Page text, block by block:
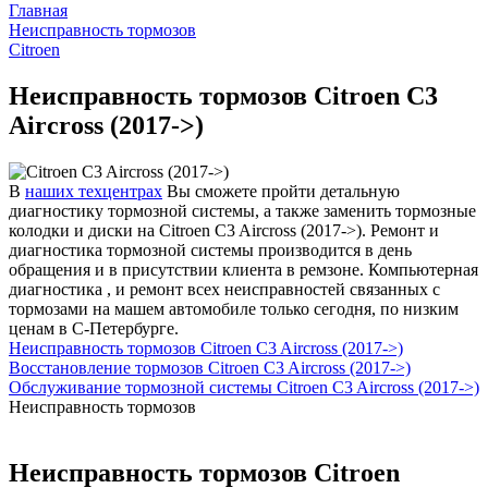
Главная
Неисправность тормозов
Citroen
Неисправность тормозов Citroen C3
Aircross (2017->)
В наших техцентрах Вы сможете пройти детальную
диагностику тормозной системы, а также заменить тормозные
колодки и диски на Citroen C3 Aircross (2017->). Ремонт и
диагностика тормозной системы производится в день
обращения и в присутствии клиента в ремзоне. Компьютерная
диагностика , и ремонт всех неисправностей связанных с
тормозами на машем автомобиле только сегодня, по низким
ценам в С-Петербурге.
Неисправность тормозов Citroen C3 Aircross (2017->)
Восстановление тормозов Citroen C3 Aircross (2017->)
Обслуживание тормозной системы Citroen C3 Aircross (2017->)
Неисправность тормозов
Неисправность тормозов Citroen